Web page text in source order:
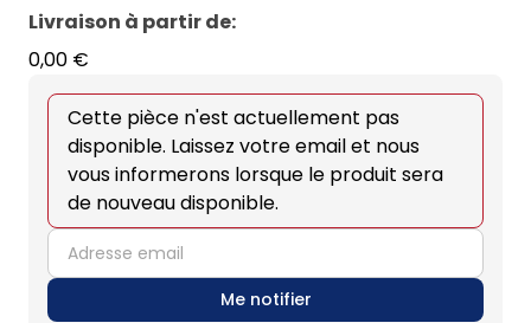
Livraison à partir de:
0,00 €
Cette pièce n'est actuellement pas
disponible. Laissez votre email et nous
vous informerons lorsque le produit sera
de nouveau disponible.
email
Me notifier